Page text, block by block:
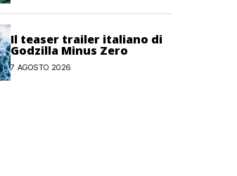
Il teaser trailer italiano di
Godzilla Minus Zero
7 AGOSTO 2026